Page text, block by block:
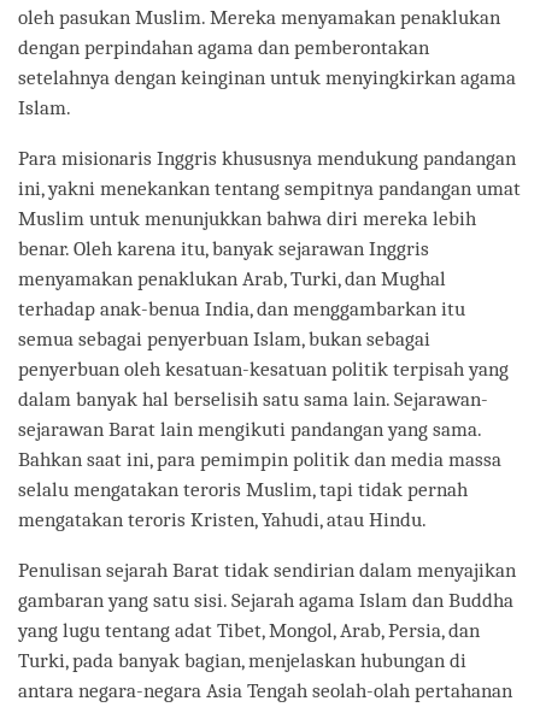
oleh pasukan Muslim. Mereka menyamakan penaklukan
dengan perpindahan agama dan pemberontakan
setelahnya dengan keinginan untuk menyingkirkan agama
Islam.
Para misionaris Inggris khususnya mendukung pandangan
ini, yakni menekankan tentang sempitnya pandangan umat
Muslim untuk menunjukkan bahwa diri mereka lebih
benar. Oleh karena itu, banyak sejarawan Inggris
menyamakan penaklukan Arab, Turki, dan Mughal
terhadap anak-benua India, dan menggambarkan itu
semua sebagai penyerbuan Islam, bukan sebagai
penyerbuan oleh kesatuan-kesatuan politik terpisah yang
dalam banyak hal berselisih satu sama lain. Sejarawan-
sejarawan Barat lain mengikuti pandangan yang sama.
Bahkan saat ini, para pemimpin politik dan media massa
selalu mengatakan teroris Muslim, tapi tidak pernah
mengatakan teroris Kristen, Yahudi, atau Hindu.
Penulisan sejarah Barat tidak sendirian dalam menyajikan
gambaran yang satu sisi. Sejarah agama Islam dan Buddha
yang lugu tentang adat Tibet, Mongol, Arab, Persia, dan
Turki, pada banyak bagian, menjelaskan hubungan di
antara negara-negara Asia Tengah seolah-olah pertahanan